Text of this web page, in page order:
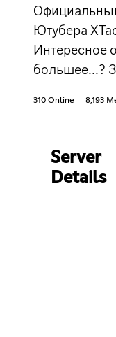
Ютубера
Интересное
большее...?
310 Online 8,193
Server
Details